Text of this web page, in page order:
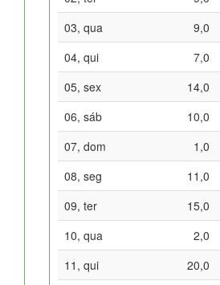
03, qua
9,0
04, qui
7,0
05, sex
14,0
06, sáb
10,0
07, dom
1,0
08, seg
11,0
09, ter
15,0
10, qua
2,0
11, qui
20,0